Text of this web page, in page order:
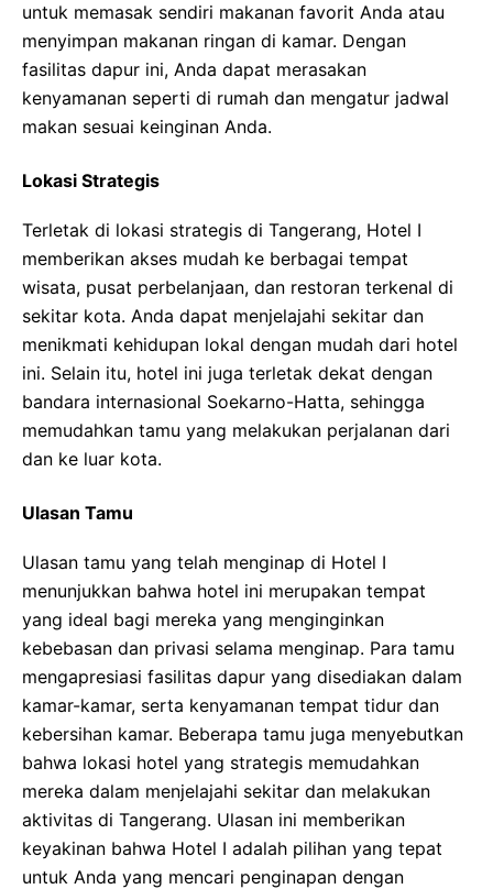
untuk memasak sendiri makanan favorit Anda atau
menyimpan makanan ringan di kamar. Dengan
fasilitas dapur ini, Anda dapat merasakan
kenyamanan seperti di rumah dan mengatur jadwal
makan sesuai keinginan Anda.
Lokasi Strategis
Terletak di lokasi strategis di Tangerang, Hotel I
memberikan akses mudah ke berbagai tempat
wisata, pusat perbelanjaan, dan restoran terkenal di
sekitar kota. Anda dapat menjelajahi sekitar dan
menikmati kehidupan lokal dengan mudah dari hotel
ini. Selain itu, hotel ini juga terletak dekat dengan
bandara internasional Soekarno-Hatta, sehingga
memudahkan tamu yang melakukan perjalanan dari
dan ke luar kota.
Ulasan Tamu
Ulasan tamu yang telah menginap di Hotel I
menunjukkan bahwa hotel ini merupakan tempat
yang ideal bagi mereka yang menginginkan
kebebasan dan privasi selama menginap. Para tamu
mengapresiasi fasilitas dapur yang disediakan dalam
kamar-kamar, serta kenyamanan tempat tidur dan
kebersihan kamar. Beberapa tamu juga menyebutkan
bahwa lokasi hotel yang strategis memudahkan
mereka dalam menjelajahi sekitar dan melakukan
aktivitas di Tangerang. Ulasan ini memberikan
keyakinan bahwa Hotel I adalah pilihan yang tepat
untuk Anda yang mencari penginapan dengan